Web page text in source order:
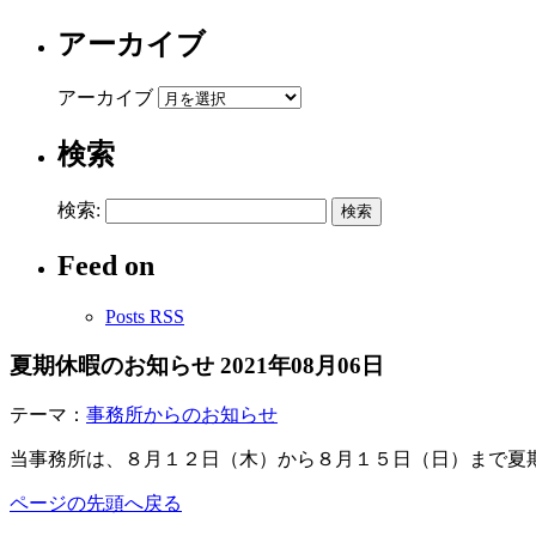
アーカイブ
アーカイブ
検索
検索:
Feed on
Posts RSS
夏期休暇のお知らせ 2021年08月06日
テーマ： 事務所からのお知らせ
当事務所は、８月１２日（木）から８月１５日（日）まで夏
ページの先頭へ戻る